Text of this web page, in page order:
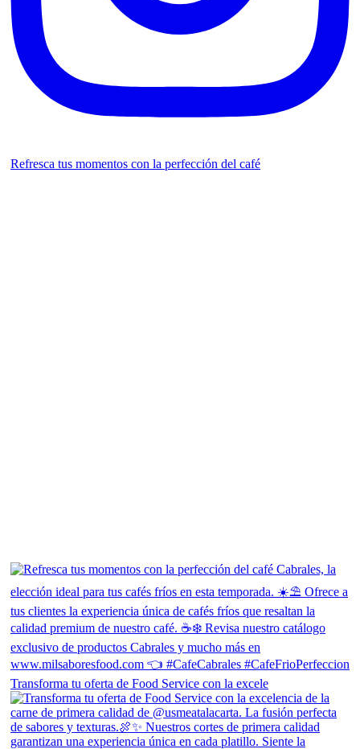
Refresca tus momentos con la perfección del café
Transforma tu oferta de Food Service con la excele